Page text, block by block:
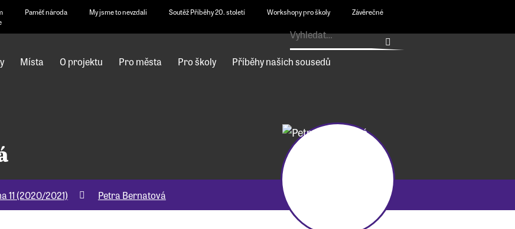
Paměť národa My jsme to nevzdali Soutěž Příběhy 20. století Workshopy pro školy
Závěrečné
Místa O projektu Pro města Pro školy Příběhy našich sousedů
11 (2020/2021) Petra Bernatová